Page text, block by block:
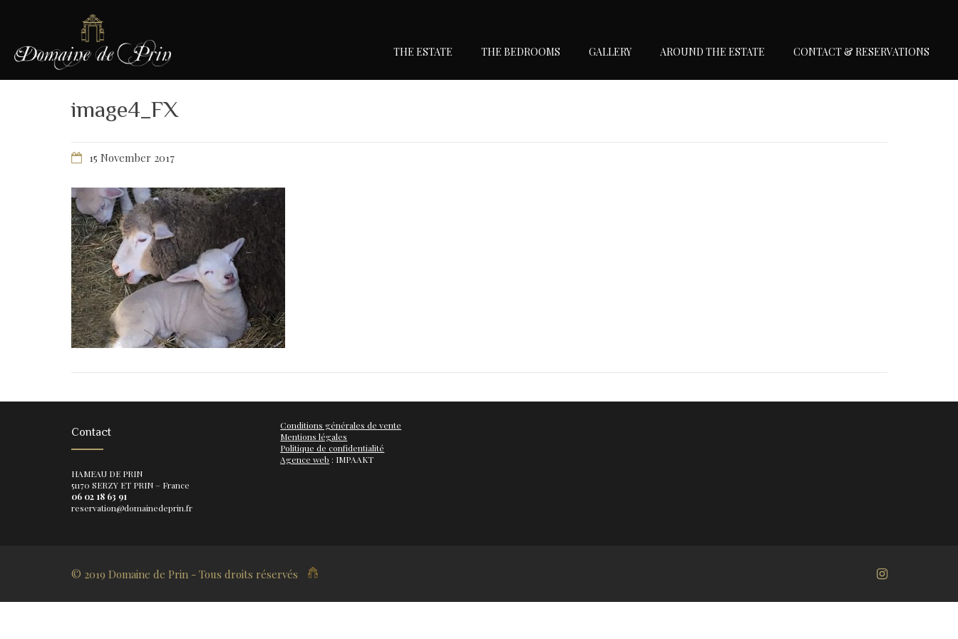
THE ESTATE THE BEDROOMS GALLERY AROUND THE ESTATE CONTACT & RESERVATIONS
image4_FX
15 November 2017
Contact
HAMEAU DE PRIN
51170 SERZY ET PRIN – France
06 02 18 63 91
reservation@domainedeprin.fr
Conditions générales de vente
Mentions légales
Politique de confidentialité
Agence web : IMPAAKT
© 2019 Domaine de Prin - Tous droits réservés